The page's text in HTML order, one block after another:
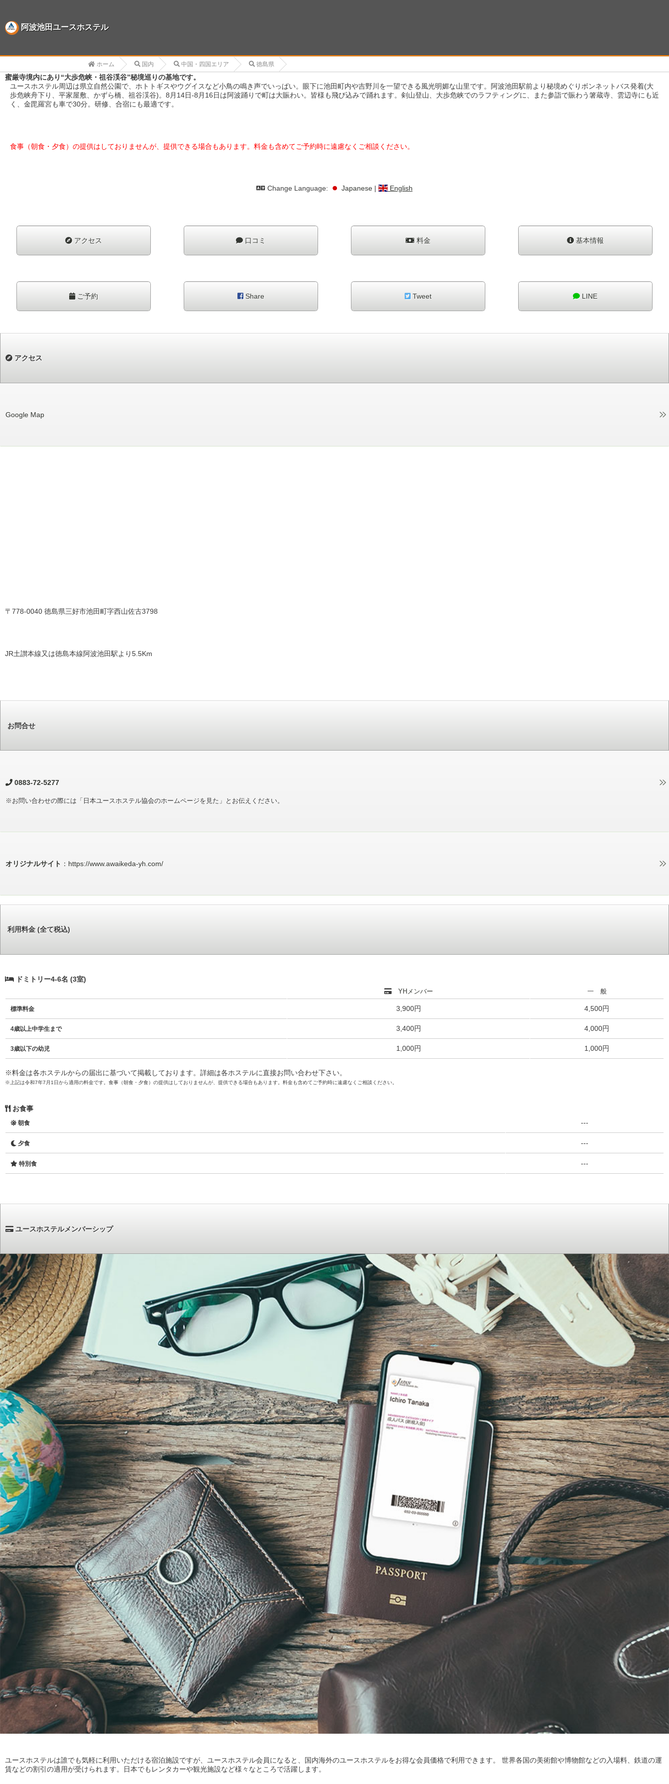
阿波池田ユースホステル
ホーム 国内 中国・四国エリア 徳島県
蜜厳寺境内にあり“大歩危峡・祖谷渓谷”秘境巡りの基地です。
ユースホステル周辺は県立自然公園で、ホトトギスやウグイスなど小鳥の鳴き声でいっぱい。眼下に池田町内や吉野川を一望できる風光明媚な山里です。阿波池田駅前より秘境めぐりボンネットバス発着(大
歩危峡舟下り、平家屋敷、かずら橋、祖谷渓谷)。8月14日-8月16日は阿波踊りで町は大賑わい。皆様も飛び込みで踊れます。剣山登山、大歩危峡でのラフティングに、また参詣で賑わう箸蔵寺、雲辺寺にも近
く、金毘羅宮も車で30分。研修、合宿にも最適です。
食事（朝食・夕食）の提供はしておりませんが、提供できる場合もあります。料金も含めてご予約時に遠慮なくご相談ください。
Change Language: Japanese | English
アクセス 口コミ 料金 基本情報
ご予約 Share Tweet LINE
アクセス
Google Map
〒778-0040 徳島県三好市池田町字西山佐古3798
JR土讃本線又は徳島本線阿波池田駅より5.5Km
お問合せ
0883-72-5277
※お問い合わせの際には「日本ユースホステル協会のホームページを見た」とお伝えください。
オリジナルサイト ：https://www.awaikeda-yh.com/
利用料金 (全て税込)
ドミトリー4-6名 (3室)
YHメンバー 一 般
標準料金 3,900円 4,500円
4歳以上中学生まで 3,400円 4,000円
3歳以下の幼児 1,000円 1,000円
※料金は各ホステルからの届出に基づいて掲載しております。詳細は各ホステルに直接お問い合わせ下さい。
※上記は令和7年7月1日から適用の料金です。食事（朝食・夕食）の提供はしておりませんが、提供できる場合もあります。料金も含めてご予約時に遠慮なくご相談ください。
お食事
朝食 ---
夕食 ---
特別食 ---
ユースホステルメンバーシップ
ユースホステルは誰でも気軽に利用いただける宿泊施設ですが、ユースホステル会員になると、国内海外のユースホステルをお得な会員価格で利用できます。 世界各国の美術館や博物館などの入場料、鉄道の運
賃などの割引の適用が受けられます。日本でもレンタカーや観光施設など様々なところで活躍します。